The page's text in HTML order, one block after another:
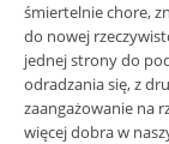
śmiertelnie chore,
do nowej
jednej strony do
odradzania się, z
zaangażowanie na
więcej dobra w